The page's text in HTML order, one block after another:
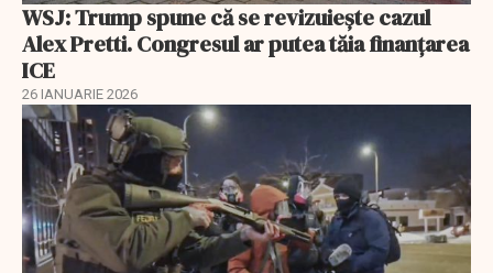
WSJ: Trump spune că se revizuiește cazul
Alex Pretti. Congresul ar putea tăia finanțarea
ICE
26 IANUARIE 2026